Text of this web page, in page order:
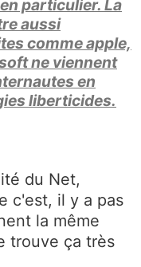
particulier. La
aussi
comme apple,
ne viennent
en
liberticides.
du Net,
c'est, il y a pas
la même
trouve ça très